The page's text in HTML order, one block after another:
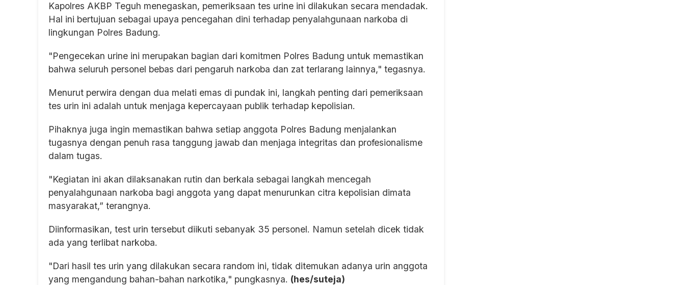
Kapolres AKBP Teguh menegaskan, pemeriksaan tes urine ini dilakukan secara mendadak.
Hal ini bertujuan sebagai upaya pencegahan dini terhadap penyalahgunaan narkoba di
lingkungan Polres Badung.
"Pengecekan urine ini merupakan bagian dari komitmen Polres Badung untuk memastikan
bahwa seluruh personel bebas dari pengaruh narkoba dan zat terlarang lainnya," tegasnya.
Menurut perwira dengan dua melati emas di pundak ini, langkah penting dari pemeriksaan
tes urin ini adalah untuk menjaga kepercayaan publik terhadap kepolisian.
Pihaknya juga ingin memastikan bahwa setiap anggota Polres Badung menjalankan
tugasnya dengan penuh rasa tanggung jawab dan menjaga integritas dan profesionalisme
dalam tugas.
"Kegiatan ini akan dilaksanakan rutin dan berkala sebagai langkah mencegah
penyalahgunaan narkoba bagi anggota yang dapat menurunkan citra kepolisian dimata
masyarakat,” terangnya.
Diinformasikan, test urin tersebut diikuti sebanyak 35 personel. Namun setelah dicek tidak
ada yang terlibat narkoba.
"Dari hasil tes urin yang dilakukan secara random ini, tidak ditemukan adanya urin anggota
yang mengandung bahan-bahan narkotika," pungkasnya. (hes/suteja)